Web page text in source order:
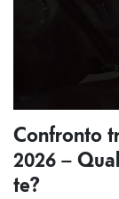
Confronto
2026 –
te?